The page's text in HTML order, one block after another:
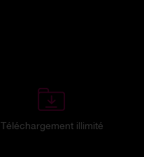
Téléchargement illimité